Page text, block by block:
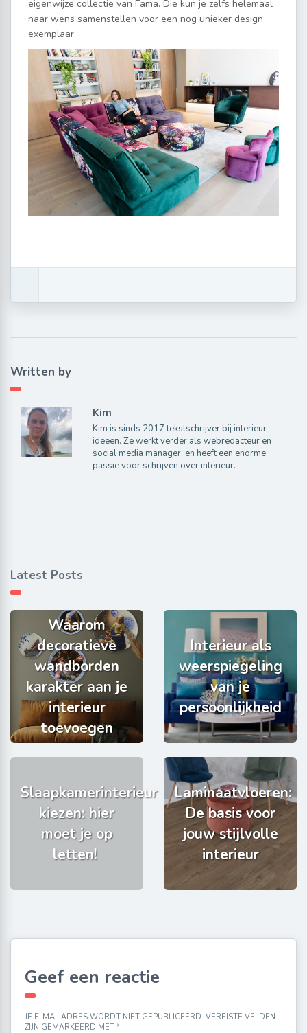
eigenwijze collectie van Fama. Die kun je zelfs helemaal
naar wens samenstellen voor een nog unieker design
exemplaar.
Written by
Kim
Kim is sinds 2017 tekstschrijver bij interieur-
ideeen. Ze werkt verder als webredacteur en
social media manager, en heeft een enorme
passie voor schrijven over interieur.
Latest Posts
Waarom
decoratieve
wandborden
karakter aan je
interieur
toevoegen
Interieur als
weerspiegeling
van je
persoonlijkheid
Slaapkamerinterieur
kiezen: hier
moet je op
letten!
Laminaatvloeren:
De basis voor
jouw stijlvolle
interieur
Geef een reactie
JE E-MAILADRES WORDT NIET GEPUBLICEERD. VEREISTE VELDEN
ZIJN GEMARKEERD MET *